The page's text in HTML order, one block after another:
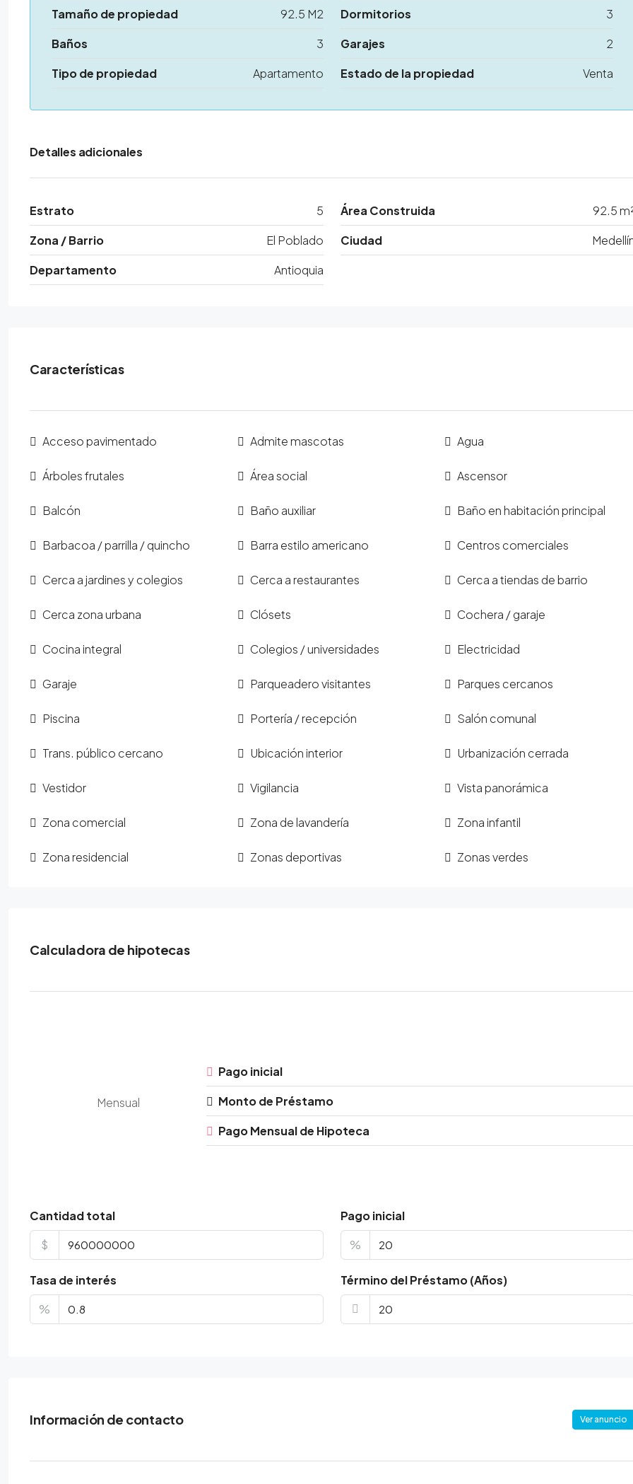
Tamaño de propiedad
92.5 M2 Dormitorios
3
Baños
3 Garajes
2
Tipo de propiedad
Apartamento Estado de la propiedad Venta
Detalles adicionales
Estrato 5 Área Construida
92.5
Zona / Barrio
El Poblado Ciudad
Departamento
Antioquia
Características
Acceso pavimentado Admite mascotas Agua
Árboles frutales Área social Ascensor
Balcón Baño auxiliar Baño en habitación principal
Barbacoa / parrilla / quincho Barra estilo americano Centros comerciales
Cerca a jardines y colegios Cerca a restaurantes Cerca a tiendas de barrio
Cerca zona urbana Clósets Cochera / garaje
Cocina integral Colegios / universidades Electricidad
Garaje Parqueadero visitantes Parques cercanos
Piscina Portería / recepción Salón comunal
Trans. público cercano Ubicación interior Urbanización cerrada
Vestidor Vigilancia Vista panorámica
Zona comercial Zona de lavandería Zona infantil
Zona residencial Zonas deportivas Zonas verdes
Calculadora de hipotecas
Mensual
Pago inicial
Monto de Préstamo
Pago Mensual de Hipoteca
Cantidad total
$
Pago inicial
%
Tasa de interés
%
Término del Préstamo (Años)
Información de contacto Ver anuncio